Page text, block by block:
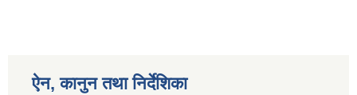
ऐन, कानुन तथा निर्देशिका